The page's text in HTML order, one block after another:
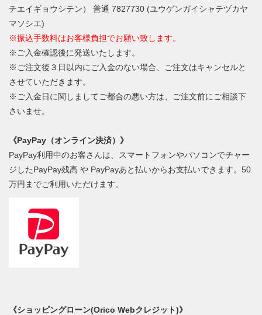
チエイギョウシテン） 普通 7827730 (ユウゲンガイシャテヅカヤ
マソシエ)
※振込手数料はお客様負担でお願い致します。
※ご入金確認後に発送いたします。
※ご注文後３日以内にご入金のない場合、ご注文はキャンセルと
させていただきます。
※ご入金日に関しましてご都合の悪い方は、ご注文前にご相談下
さいませ。
《PayPay（オンライン決済）》
PayPay利用中のお客さんは、スマートフォンやパソコンでチャー
ジしたPayPay残高 や PayPayあと払いからお支払いできます。50
万円までご利用いただけます。
《ショッピングローン(Orico Webクレジット)》